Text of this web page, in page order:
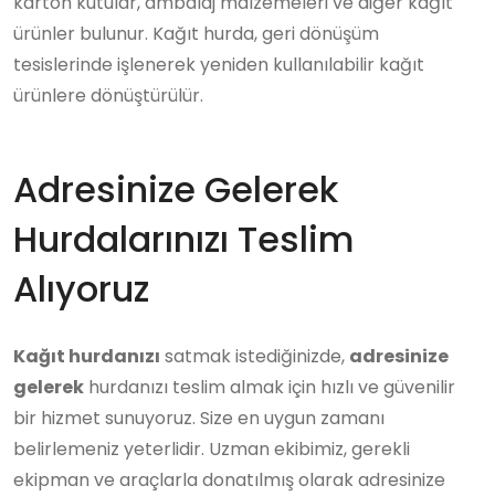
ürünler bulunur. Kağıt hurda, geri dönüşüm
tesislerinde işlenerek yeniden kullanılabilir kağıt
ürünlere dönüştürülür.
Adresinize Gelerek
Hurdalarınızı Teslim
Alıyoruz
Kağıt hurdanızı satmak istediğinizde, adresinize
gelerek hurdanızı teslim almak için hızlı ve güvenilir
bir hizmet sunuyoruz. Size en uygun zamanı
belirlemeniz yeterlidir. Uzman ekibimiz, gerekli
ekipman ve araçlarla donatılmış olarak adresinize